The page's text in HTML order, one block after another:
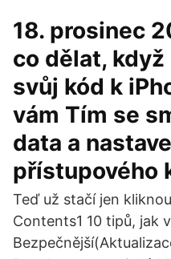
18. prosinec
co dělat,
svůj kód k
vám Tím se
data a
přístupového
Teď už stačí jen
Contents1 10 tipů, jak